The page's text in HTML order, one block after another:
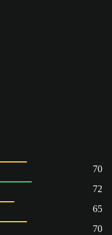
70
72
65
70